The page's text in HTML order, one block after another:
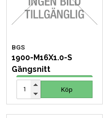
BGS
1900-M16X1.0-S
Gängsnitt
62 SEK
Köp